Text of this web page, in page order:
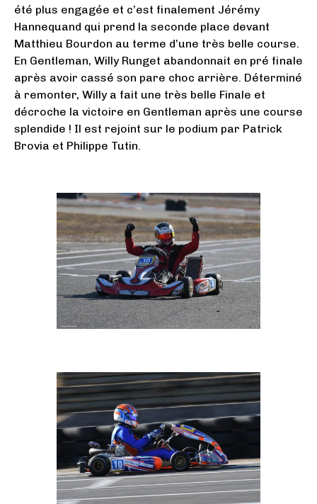
été plus engagée et c’est finalement Jérémy
Hannequand qui prend la seconde place devant
Matthieu Bourdon au terme d’une très belle course.
En Gentleman, Willy Runget abandonnait en pré finale
après avoir cassé son pare choc arrière. Déterminé
à remonter, Willy a fait une très belle Finale et
décroche la victoire en Gentleman après une course
splendide ! Il est rejoint sur le podium par Patrick
Brovia et Philippe Tutin.